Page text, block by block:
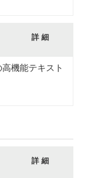
詳 細
機能テキスト
詳 細